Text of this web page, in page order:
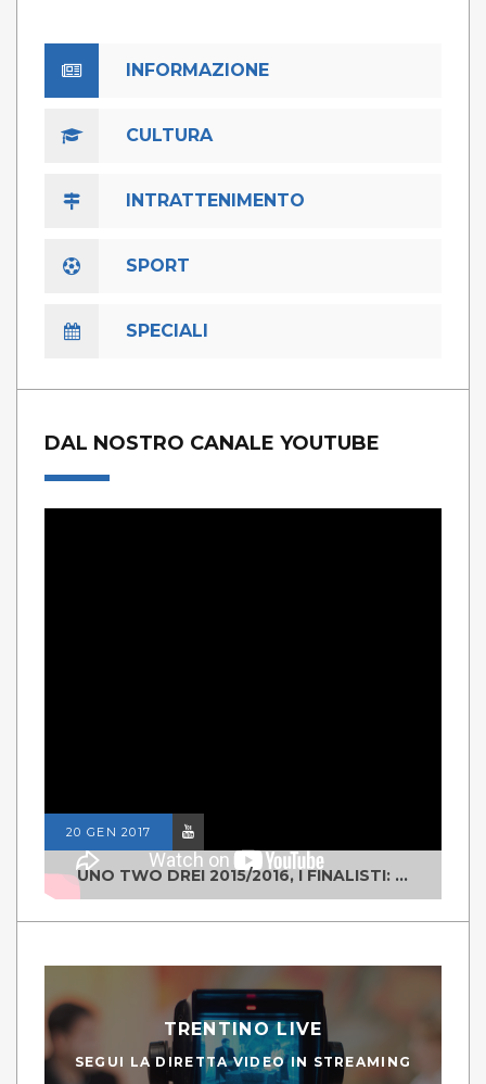
INFORMAZIONE
CULTURA
INTRATTENIMENTO
SPORT
SPECIALI
DAL NOSTRO CANALE YOUTUBE
20 GEN 2017
UNO TWO DREI 2015/2016, I FINALISTI: CLASSE IV ALS ISTITUTO "DEGASPERI" BORGO VALSUGANA
TRENTINO LIVE
SEGUI LA DIRETTA VIDEO IN STREAMING